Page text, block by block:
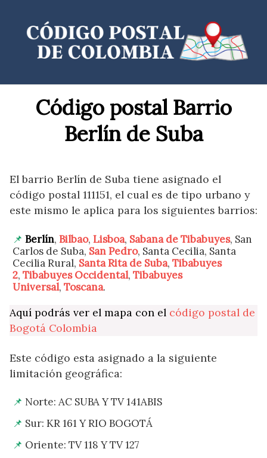
contenido
Código postal Barrio
Berlín de Suba
El barrio Berlín de Suba tiene asignado el
código postal 111151, el cual es de tipo urbano y
este mismo le aplica para los siguientes barrios:
Berlín, Bilbao, Lisboa, Sabana de Tibabuyes, San
Carlos de Suba, San Pedro, Santa Cecilia, Santa
Cecilia Rural, Santa Rita de Suba, Tibabuyes
2, Tibabuyes Occidental, Tibabuyes
Universal, Toscana.
Aquí podrás ver el mapa con el código postal de
Bogotá Colombia
Este código esta asignado a la siguiente
limitación geográfica:
Norte: AC SUBA Y TV 141ABIS
Sur: KR 161 Y RIO BOGOTÁ
Oriente: TV 118 Y TV 127